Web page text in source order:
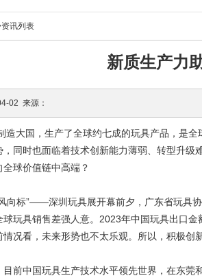
资讯列表
新质生产力
02 来源：
造大国，生产了全球约七成的玩具产品，是
，同时也面临着技术创新能力薄弱、转型升
球价值链中高端？
向标”——深圳玩具展开幕前夕，广东省玩具
球玩具销售差强人意。2023年中国玩具出口
况看，未来形势也不太乐观。所以，积极
目前中国玩具生产技术水平领先世界，在东